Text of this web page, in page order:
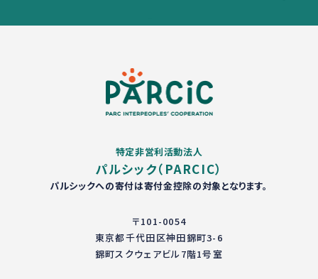
特定非営利活動法人
パルシック（PARCIC）
パルシックへの寄付は寄付金控除の対象となります。
〒101-0054
東京都千代田区神田錦町3-6
錦町スクウェアビル7階1号室